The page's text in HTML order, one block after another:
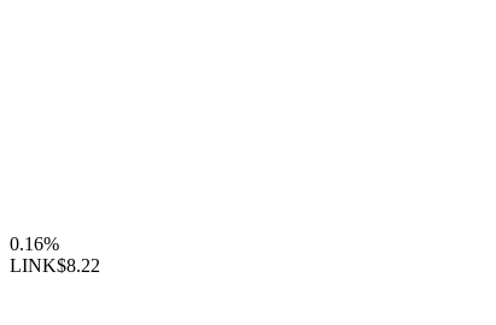
0.16%
LINK$8.22